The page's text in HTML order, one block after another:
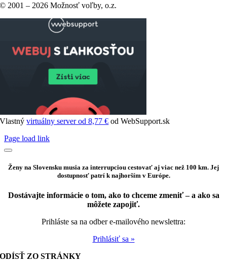
© 2001 – 2026 Možnosť voľby, o.z.
Vlastnývirtuálny server od 8,77 € od WebSupport.sk
Page load link
Ženy na Slovensku musia za interrupciou cestovať aj viac než 100 km. Jej
dostupnosť patrí k najhorším v Európe.
Dostávajte informácie o tom, ako to chceme zmeniť – a ako sa
môžete zapojiť.
Prihláste sa na odber e-mailového newslettra:
Prihlásiť sa »
ODÍSŤ ZO STRÁNKY